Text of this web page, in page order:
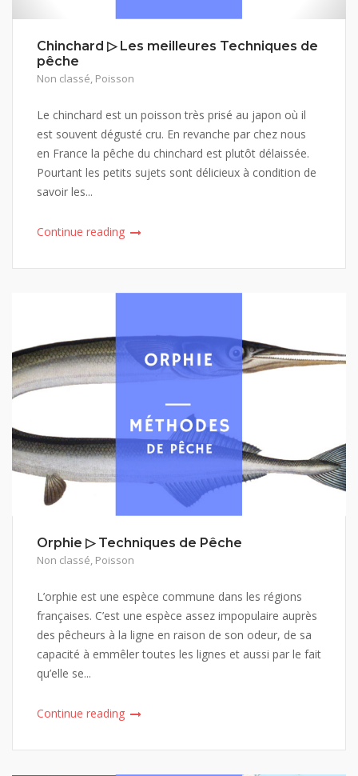
Chinchard ▷ Les meilleures Techniques de
pêche
Non classé, Poisson
Le chinchard est un poisson très prisé au japon où il
est souvent dégusté cru. En revanche par chez nous
en France la pêche du chinchard est plutôt délaissée.
Pourtant les petits sujets sont délicieux à condition de
savoir les...
Continue reading
Orphie ▷ Techniques de Pêche
Non classé, Poisson
L’orphie est une espèce commune dans les régions
françaises. C’est une espèce assez impopulaire auprès
des pêcheurs à la ligne en raison de son odeur, de sa
capacité à emmêler toutes les lignes et aussi par le fait
qu’elle se...
Continue reading